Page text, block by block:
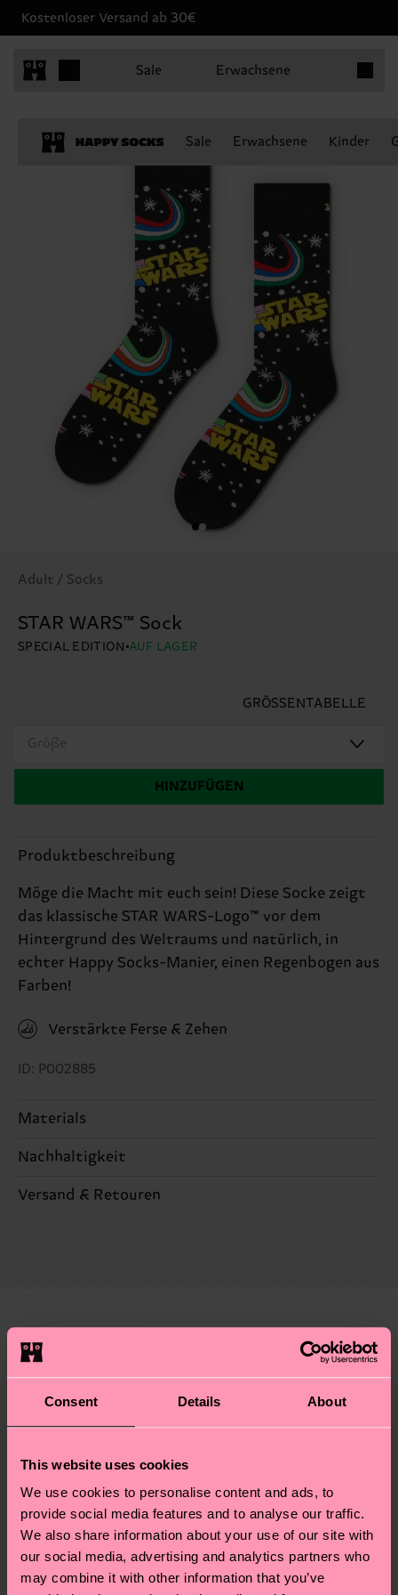
Consent Details About
This website uses cookies
We use cookies to personalise content and ads, to
provide social media features and to analyse our traffic.
We also share information about your use of our site with
our social media, advertising and analytics partners who
may combine it with other information that you’ve
Kostenloser Versand ab 30€
Sale Erwachsene
Sale Erwachsene Kinder
Adult / Socks
STAR WARS™ Sock
SPECIAL EDITION AUF LAGER
GRÖSSENTABELLE
Größe
HINZUFÜGEN
Produktbeschreibung
Möge die Macht mit euch sein! Diese Socke zeigt
das klassische STAR WARS-Logo™ vor dem
Hintergrund des Weltraums und natürlich, in
echter Happy Socks-Manier, einen Regenbogen aus
Farben!
Verstärkte Ferse & Zehen
ID: P002885
Materials
86% Cotton, 12% Polyamide, 2% Elastane
Nachhaltigkeit
Nachhaltigkeit ist mehr als nur Qualität und
Versand & Retouren
dass es sich hierbei um einen Richtwert handelt
und die genaue Lieferzeit von der lokalen Post in
am häufigsten gestellten Fragen.
Special
Edition